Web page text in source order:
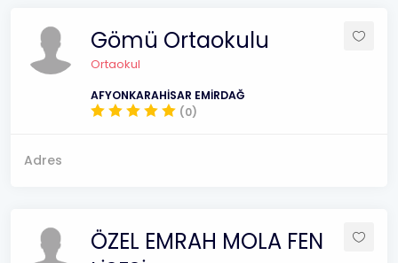
Gömü Ortaokulu
Ortaokul
AFYONKARAHİSAR EMİRDAĞ
(0)
Adres
ÖZEL EMRAH MOLA FEN